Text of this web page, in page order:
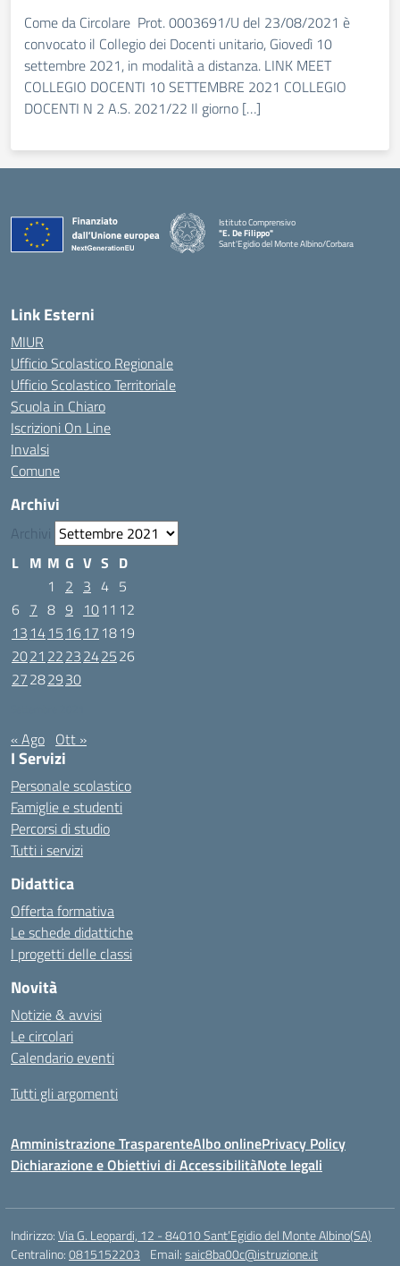
Come da Circolare Prot. 0003691/U del 23/08/2021 è
convocato il Collegio dei Docenti unitario, Giovedì 10
settembre 2021, in modalità a distanza. LINK MEET
COLLEGIO DOCENTI 10 SETTEMBRE 2021 COLLEGIO
DOCENTI N 2 A.S. 2021/22 Il giorno […]
Istituto Comprensivo
"E. De Filippo"
Sant'Egidio del Monte Albino/Corbara
Link Esterni
MIUR
Ufficio Scolastico Regionale
Ufficio Scolastico Territoriale
Scuola in Chiaro
Iscrizioni On Line
Invalsi
Comune
Archivi
Archivi
L M M G V S D
1
2 3 4 5
6 7 8 9 1011 12
13 1415 1617 1819
2021 2223242526
27282930
« Ago Ott »
I Servizi
Personale scolastico
Famiglie e studenti
Percorsi di studio
Tutti i servizi
Didattica
Offerta formativa
Le schede didattiche
I progetti delle classi
Novità
Notizie & avvisi
Le circolari
Calendario eventi
Tutti gli argomenti
Amministrazione TrasparenteAlbo onlinePrivacy Policy
Dichiarazione e Obiettivi di AccessibilitàNote legali
Indirizzo:Via G. Leopardi, 12 - 84010 Sant’Egidio del Monte Albino(SA)
Centralino:0815152203 Email:saic8ba00c@istruzione.it